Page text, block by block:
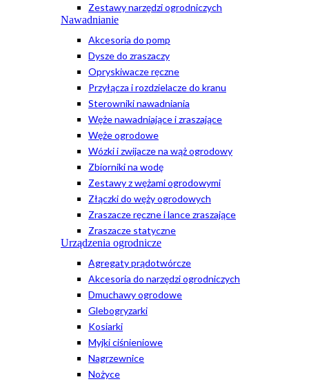
Zestawy narzędzi ogrodniczych
Nawadnianie
Akcesoria do pomp
Dysze do zraszaczy
Opryskiwacze ręczne
Przyłącza i rozdzielacze do kranu
Sterowniki nawadniania
Węże nawadniające i zraszające
Węże ogrodowe
Wózki i zwijacze na wąż ogrodowy
Zbiorniki na wodę
Zestawy z wężami ogrodowymi
Złączki do węży ogrodowych
Zraszacze ręczne i lance zraszające
Zraszacze statyczne
Urządzenia ogrodnicze
Agregaty prądotwórcze
Akcesoria do narzędzi ogrodniczych
Dmuchawy ogrodowe
Glebogryzarki
Kosiarki
Myjki ciśnieniowe
Nagrzewnice
Nożyce